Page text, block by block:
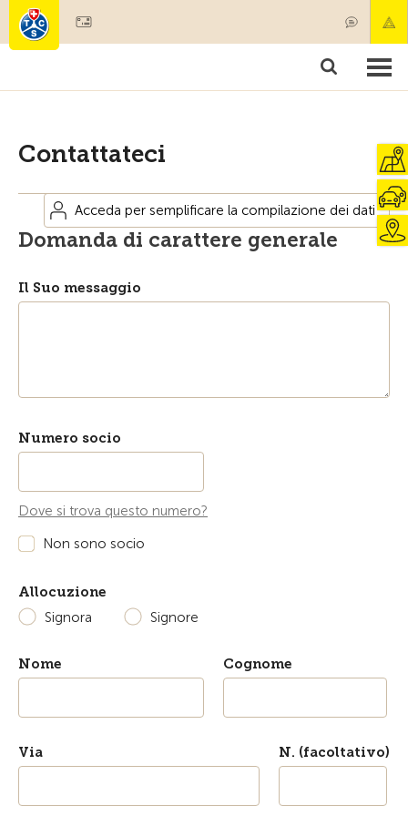
Societariato & prestazioni
Contattateci
Acceda per semplificare la compilazione dei dati
Domanda di carattere generale
Il Suo messaggio
Numero socio
Dove si trova questo numero?
Non sono socio
Allocuzione
Signora
Signore
Nome Cognome
Via N. (facoltativo)